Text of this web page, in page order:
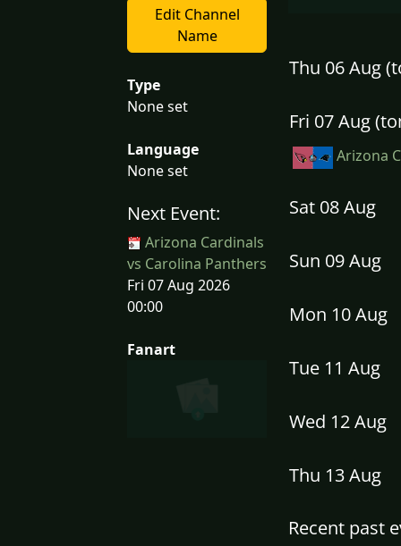
Edit Channel
Name
Type
None set
Language
None set
Next Event:
Arizona Cardinals
vs Carolina Panthers
Fri 07 Aug 2026
00:00
Fanart
Thu 06 Aug
Fri 07 Aug
Arizona
Sat 08 Aug
Sun 09 Aug
Mon 10 Aug
Tue 11 Aug
Wed 12 Aug
Thu 13 Aug
Recent past